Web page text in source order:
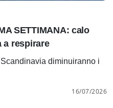
SETTIMANA: calo
a respirare
diminuiranno i
16/07/2026